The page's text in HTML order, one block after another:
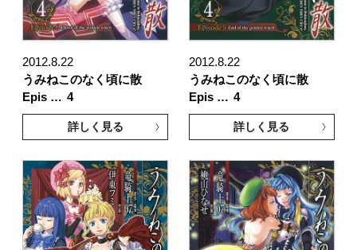
2012.8.22
うみねこのなく頃に散
Epis … 4
詳しく見る
2012.8.22
うみねこのなく頃に散
Epis … 4
詳しく見る